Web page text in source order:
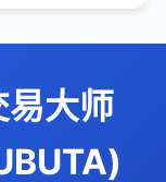
易大师